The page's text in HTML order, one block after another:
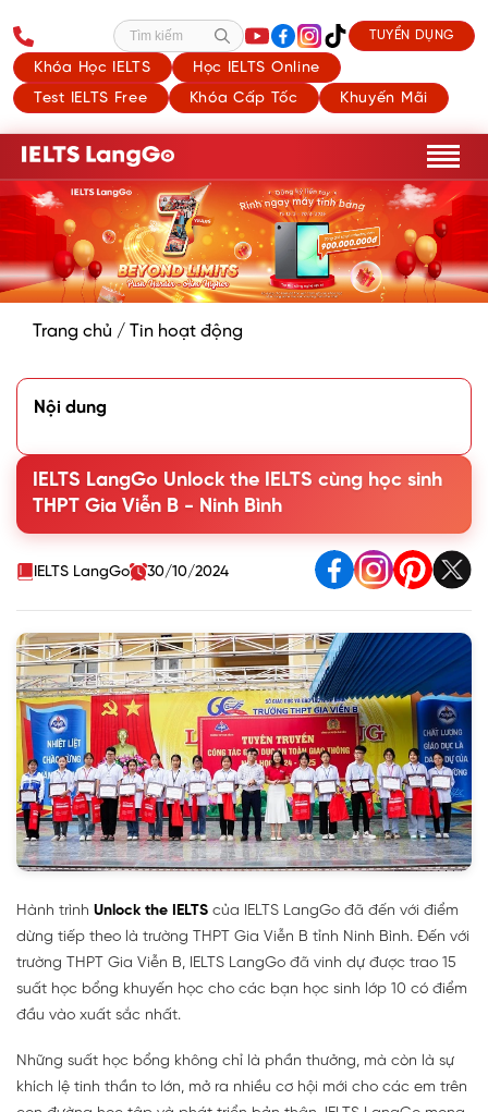
Khóa Học IELTS
Học IELTS Online
Test IELTS Free
Khóa Cấp Tốc Khuyến Mãi
Tìm kiếm TUYỂN DỤNG
Trang chủ / Tin hoạt động
Nội dung
IELTS LangGo Unlock the IELTS cùng học sinh
THPT Gia Viễn B - Ninh Bình
IELTS LangGo 30/10/2024
Hành trình Unlock the IELTS của IELTS LangGo đã đến với điểm
dừng tiếp theo là trường THPT Gia Viễn B tỉnh Ninh Bình. Đến với
trường THPT Gia Viễn B, IELTS LangGo đã vinh dự được trao 15
suất học bổng khuyến học cho các bạn học sinh lớp 10 có điểm
đầu vào xuất sắc nhất.
Những suất học bổng không chỉ là phần thưởng, mà còn là sự
khích lệ tinh thần to lớn, mở ra nhiều cơ hội mới cho các em trên